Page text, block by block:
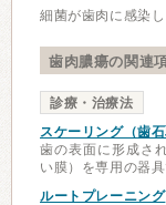
細菌が歯肉に感染
歯肉膿瘍の関連
診療・治療法
スケーリング（歯石
歯の表面に形成さ
い膜）を専用の器
ルートプレーニング